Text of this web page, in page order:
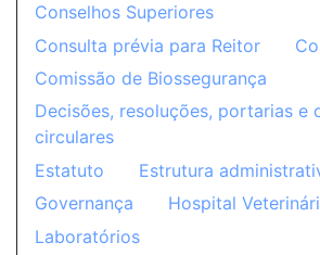
Conselhos Superiores
Consulta prévia para Reitor
Comissão de Biossegurança
Decisões, resoluções, portarias e
circulares
Estatuto
Estrutura
Governança
Hospital
Laboratórios